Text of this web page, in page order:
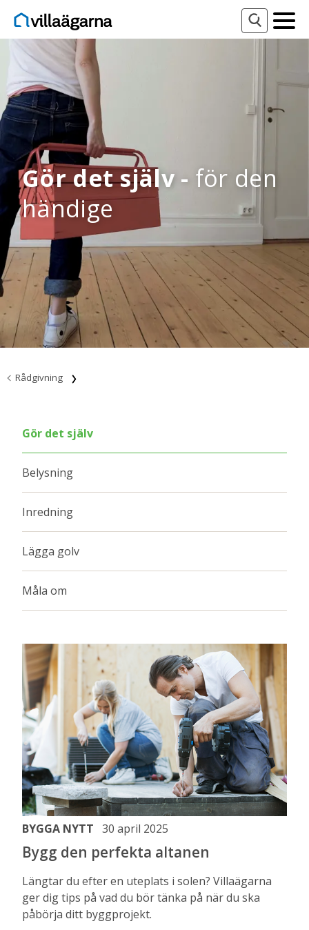
Gör det själv - för den
händige
Rådgivning
Gör det själv
Belysning
Inredning
Lägga golv
Måla om
BYGGA NYTT 30 april 2025
Bygg den perfekta altanen
Längtar du efter en uteplats i solen? Villaägarna
ger dig tips på vad du bör tänka på när du ska
påbörja ditt byggprojekt.